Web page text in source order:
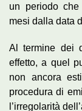
un periodo
mesi dalla data
Al termine dei
effetto, a quel
non ancora
procedura di
l’irregolarità